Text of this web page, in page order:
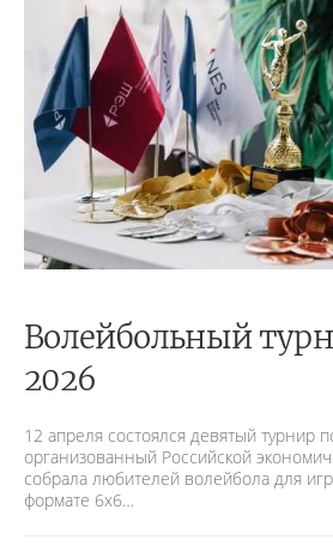
Волейбольный
2026
12 апреля состоялся девятый турнир
организованный Российской
собрала любителей волейбола для
формате 6х6…